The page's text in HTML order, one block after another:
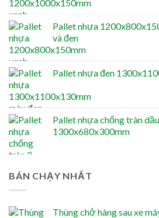
Pallet nhựa
và đen
Pallet nhựa đen
Pallet nhựa chống tràn
1300x680x300mm
BÁN CHẠY NHẤT
Thùng chở hàng sau xe